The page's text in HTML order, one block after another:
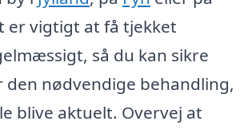
er vigtigt at få tjekket
så du kan sikre
den nødvendige behandling,
blive aktuelt. Overvej at